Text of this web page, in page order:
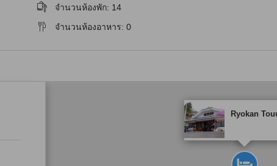
จำนวนห้องพัก: 14
จำนวนห้องอาหาร:0
Ryokan
tooltip
พาร์ทเนอร์ไซต์เป็นผู้กำ